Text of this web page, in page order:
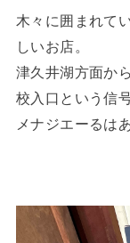
木々に囲まれて
しいお店。
津久井湖方面か
校入口という信
メナジエーるは